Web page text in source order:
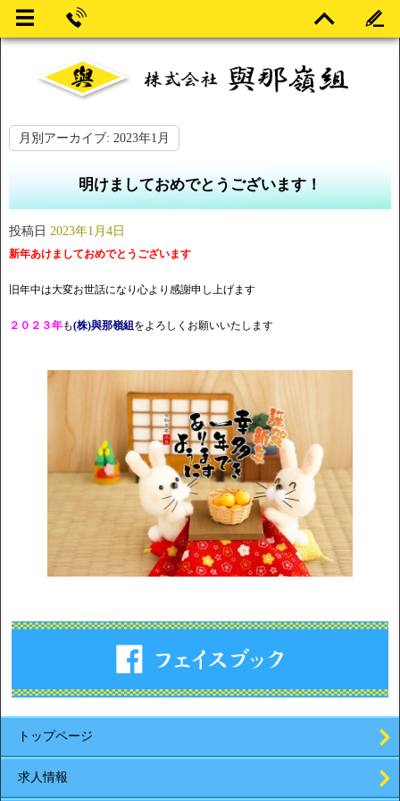
月別アーカイブ: 2023年1月
明けましておめでとうございます！
投稿日 2023年1月4日
新年あけましておめでとうございます
旧年中は大変お世話になり 心より感謝申し上げます
２０２３年も(株)與那嶺組 をよろしくお願いいたします
トップページ
求人情報